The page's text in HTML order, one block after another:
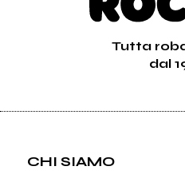
Tutta
dal
CHI SIAMO